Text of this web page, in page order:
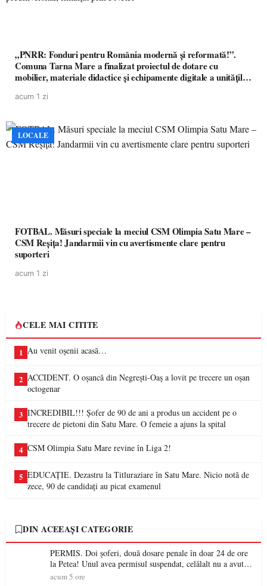
„PNRR: Fonduri pentru România modernă și reformată!”.
Comuna Tarna Mare a finalizat proiectul de dotare cu
mobilier, materiale didactice și echipamente digitale a unităților
acum 1 zi
LOCALE
FOTBAL. Măsuri speciale la meciul CSM Olimpia Satu Mare –
CSM Reșița! Jandarmii vin cu avertismente clare pentru
suporteri
acum 1 zi
CELE MAI CITITE
1 Au venit oșenii acasă…
2 ACCIDENT. O oșancă din Negrești-Oaș a lovit pe trecere un oșan
octogenar
3 INCREDIBIL!!! Șofer de 90 de ani a produs un accident pe o
trecere de pietoni din Satu Mare. O femeie a ajuns la spital
4 CSM Olimpia Satu Mare revine în Liga 2!
5 EDUCAȚIE. Dezastru la Titluraziare în Satu Mare. Nicio notă de
zece, 90 de candidați au picat examenul
DIN ACEEAȘI CATEGORIE
PERMIS. Doi șoferi, două dosare penale în doar 24 de ore
la Petea! Unul avea permisul suspendat, celălalt nu a avut
niciodată permis
acum 5 ore